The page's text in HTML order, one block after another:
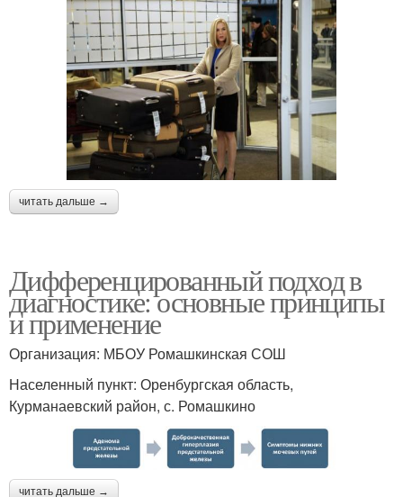
читать дальше →
Дифференцированный подход в
диагностике: основные принципы
и применение
Организация: МБОУ Ромашкинская СОШ
Населенный пункт: Оренбургская область,
Курманаевский район, с. Ромашкино
читать дальше →